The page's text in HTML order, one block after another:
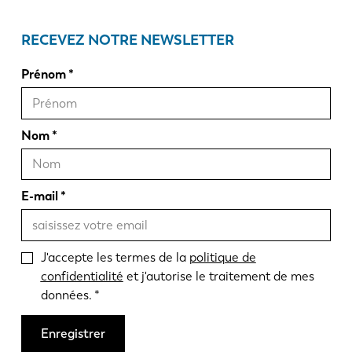
RECEVEZ NOTRE NEWSLETTER
Prénom
Nom
E-mail
J'accepte les termes de la politique de
confidentialité et j'autorise le traitement de mes
données.
Enregistrer